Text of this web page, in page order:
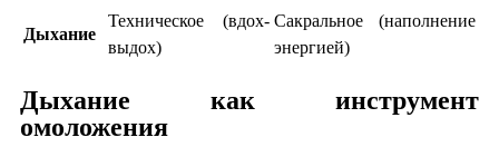
Дыхание
Техническое (вдох-
выдох)
Сакральное (наполнение
энергией)
Дыхание как инструмент
омоложения